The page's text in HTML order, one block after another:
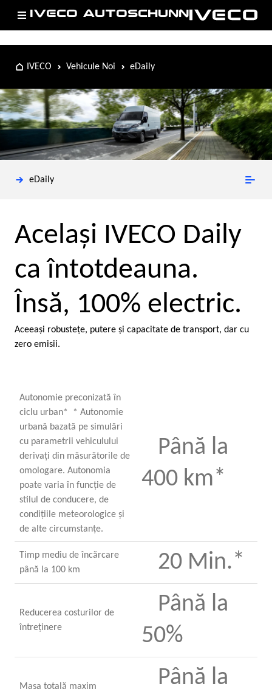
IVECO AUTOSCHUNN
IVECO Vehicule Noi eDaily
eDaily
Acelaşi IVECO Daily
ca întotdeauna.
Însă, 100% electric.
Aceeaşi robusteţe, putere şi capacitate de transport, dar cu
zero emisii.
Autonomie preconizată în
ciclu urban* * Autonomie
urbană bazată pe simulări
cu parametrii vehiculului
derivaţi din măsurătorile de
omologare. Autonomia
poate varia în funcţie de
stilul de conducere, de
condiţiile meteorologice şi
de alte circumstanţe.
Până la
400 km*
Timp mediu de încărcare
până la 100 km
20 Min.*
Reducerea costurilor de
întreţinere
Până la
50%
Masa totală maxim
Până la